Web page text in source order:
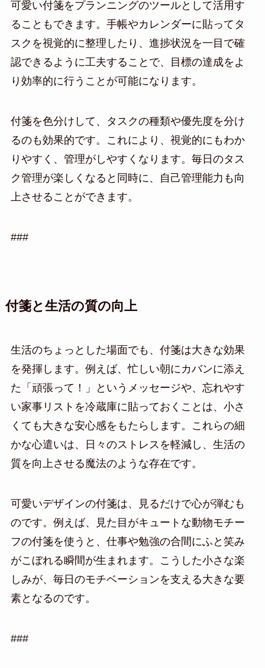
可愛い付箋をプランニングのツールとして活用す
ることもできます。手帳やカレンダーに貼ってタ
スクを視覚的に整理したり、進捗状況を一目で確
認できるように工夫することで、目標の達成をよ
り効率的に行うことが可能になります。
付箋を色分けして、タスクの種類や優先度を分け
るのも効果的です。これにより、視覚的にもわか
りやすく、管理がしやすくなります。毎日のタス
ク管理が楽しくなると同時に、自己管理能力も向
上させることができます。
###
付箋と生活の質の向上
生活のちょっとした場面でも、付箋は大きな効果
を発揮します。例えば、忙しい朝にカバンに添え
た「頑張って！」というメッセージや、忘れやす
い家事リストを冷蔵庫に貼っておくことは、小さ
くても大きな安心感をもたらします。これらの細
かな心遣いは、日々のストレスを軽減し、生活の
質を向上させる魔法のような存在です。
可愛いデザインの付箋は、見るだけで心が弾むも
のです。例えば、見た目がキュートな動物モチー
フの付箋を使うと、仕事や勉強の合間にふと笑み
がこぼれる瞬間が生まれます。こうした小さな楽
しみが、毎日のモチベーションを支える大きな要
素となるのです。
###